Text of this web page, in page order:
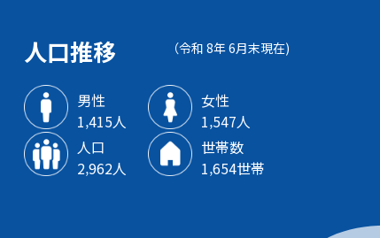
人口推移 （令和 8年 6月末現在)
男性
1‚415人
女性
1‚547人
人口
2‚962人
世帯数
1‚654世帯